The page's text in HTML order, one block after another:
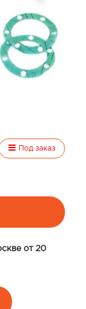
Под заказ
от 20